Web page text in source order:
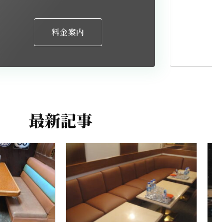
料金案内
最新記事